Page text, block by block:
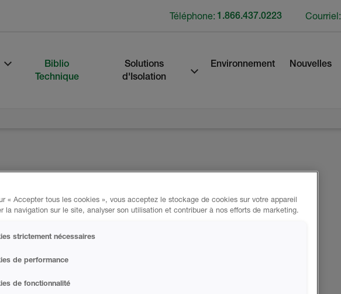
Biblio
Technique
Solutions
d'Isolation
Environnement Nouvelles
majeure ou
apprécions tout
à vous
Téléphone: 1.866.437.0223 Courriel:
« Accepter tous les cookies », vous acceptez le stockage de cookies sur votre appareil
la navigation sur le site, analyser son utilisation et contribuer à nos efforts de marketing.
strictement nécessaires
de performance
de fonctionnalité